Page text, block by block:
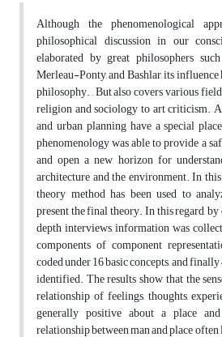
Although the phenomenological
philosophical discussion in our
elaborated by great philosophers
Merleau-Ponty, and Bashlar, its
philosophy. , But also covers various
religion and sociology to art criticism.
and urban planning have a special
phenomenology was able to provide a
and open a new horizon for
architecture and the environment. In
theory method has been used to
present the final theory. In this regard,
depth interviews, information was
components of component
coded under 16 basic concepts, and
identified. The results show that the
relationship of feelings, thoughts,
generally positive about a place
relationship between man and place